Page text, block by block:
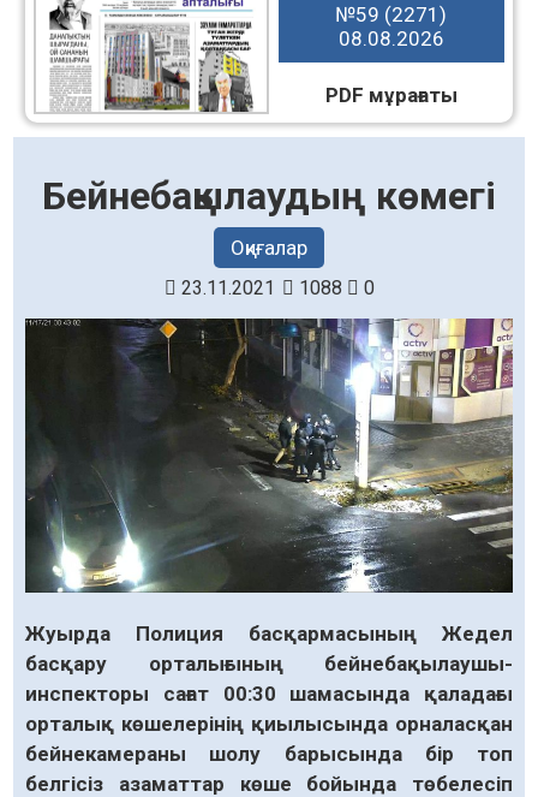
№59 (2271)
08.08.2026
PDF мұрағаты
Бейнебақылаудың көмегі
Оқиғалар
23.11.2021 1088 0
Жуырда Полиция басқармасының Жедел
басқару орталығының бейне­бақы­лаушы-
инспекторы сағат 00:30 ша­масында қаладағы
орталық көше­ле­рінің қиылысында орналасқан
бейне­­ка­мераны шолу барысында бір топ
белгісіз азаматтар көше бойында төбе­лесіп